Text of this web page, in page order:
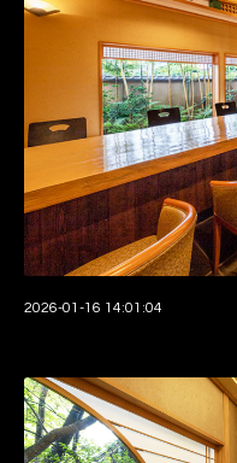
2026-01-16 14:01:04